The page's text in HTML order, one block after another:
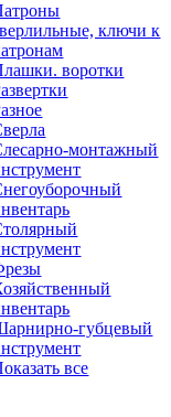
ключи к
воротки
монтажный
губцевый
все